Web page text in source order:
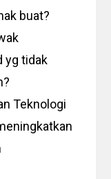
buat?
yg tidak
Teknologi